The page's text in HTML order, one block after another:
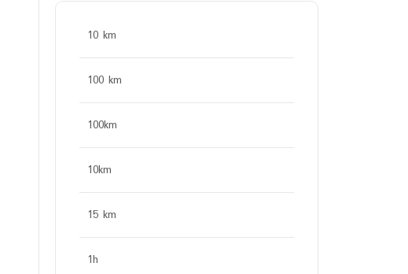
10 km
100 km
100km
10km
15 km
1h